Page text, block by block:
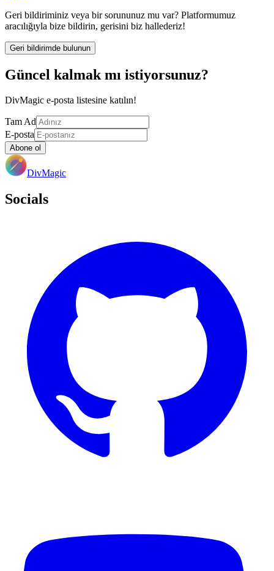
Geri bildiriminiz veya bir sorununuz mu var? Platformumuz
aracılığıyla bize bildirin, gerisini biz hallederiz!
Geri bildirimde bulunun
Güncel kalmak mı istiyorsunuz?
DivMagic e-posta listesine katılın!
Tam Ad
E-posta
Abone ol
DivMagic
Socials